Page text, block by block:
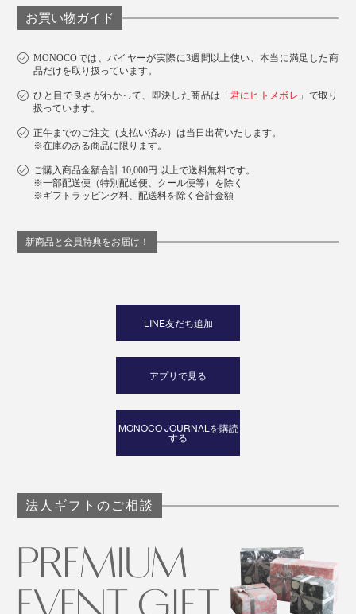
お買い物ガイド
MONOCOでは、バイヤーが実際に3週間以上使い、本当に満足した商
品だけを取り扱っています。
ひと目で良さがわかって、即決した商品は「 君にヒトメボレ 」で取り
扱っています。
正午までのご注文（支払い済み）は当日出荷いたします。
※在庫のある商品に限ります。
ご購入商品金額合計 10,000円 以上で送料無料です。
※一部配送便（特別配送便、クール便等）を除く
※ギフトラッピング料、配送料を除く合計金額
新商品と会員特典をお届け！
LINE友だち追加
アプリで見る
MONOCO JOURNALを購読
する
法人ギフトのご相談